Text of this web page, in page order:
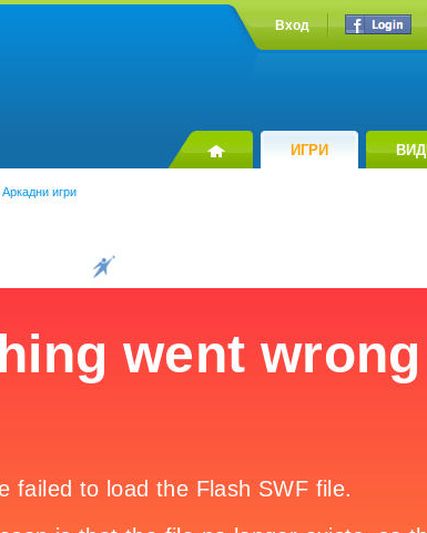
Вход
ИГРИ
Аркадни игри